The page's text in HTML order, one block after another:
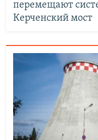
перемещают
Керченский мост